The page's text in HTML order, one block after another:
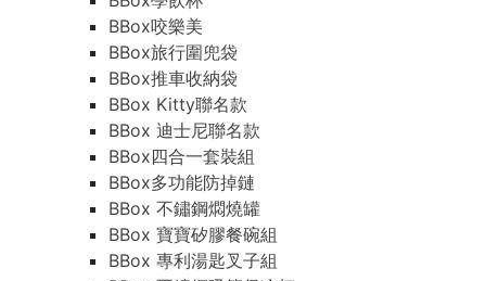
BBox咬樂美
BBox旅行圍兜袋
BBox推車收納袋
BBox Kitty聯名款
BBox 迪士尼聯名款
BBox四合一套裝組
BBox多功能防掉鏈
BBox 不鏽鋼燜燒罐
BBox 寶寶矽膠餐碗組
BBox 專利湯匙叉子組